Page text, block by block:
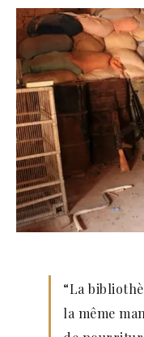
“La
la même